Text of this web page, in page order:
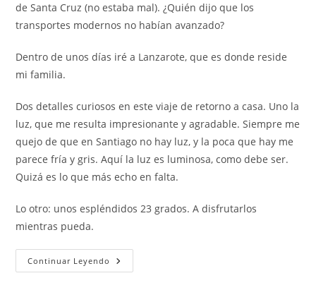
de Santa Cruz (no estaba mal). ¿Quién dijo que los
transportes modernos no habían avanzado?
Dentro de unos días iré a Lanzarote, que es donde reside
mi familia.
Dos detalles curiosos en este viaje de retorno a casa. Uno la
luz, que me resulta impresionante y agradable. Siempre me
quejo de que en Santiago no hay luz, y la poca que hay me
parece fría y gris. Aquí la luz es luminosa, como debe ser.
Quizá es lo que más echo en falta.
Lo otro: unos espléndidos 23 grados. A disfrutarlos
mientras pueda.
Continuar Leyendo En
Tenerife